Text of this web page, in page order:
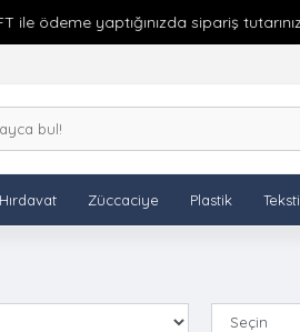
yaptığınızda sipariş tutarınıza %5
Hırdavat Züccaciye Plastik